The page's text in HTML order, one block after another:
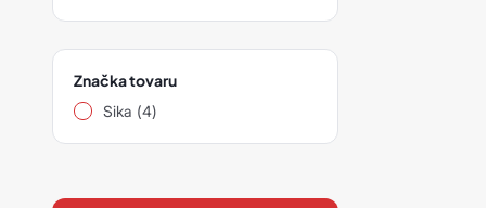
Značka tovaru
Sika (4)